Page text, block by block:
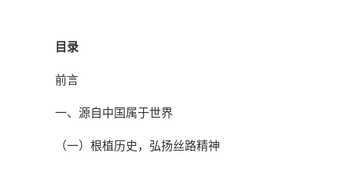
目录
前言
一、源自中国属于世界
（一）根植历史，弘扬丝路精神